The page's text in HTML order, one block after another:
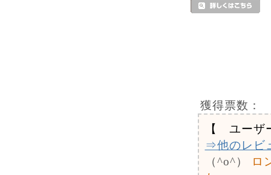
獲得票数：
【 ユーザ
⇒他のレビ
（^o^）
ロ